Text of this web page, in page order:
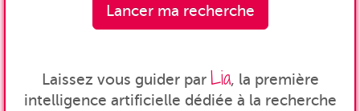
Lancer ma recherche
Laissez vous guider par Lia, la première
intelligence artificielle dédiée à la recherche